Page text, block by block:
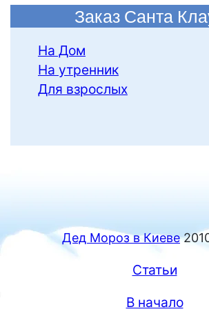
Заказ Санта
На Дом
На утренник
Для взрослых
Дед Мороз в Киеве
Статьи
В начало